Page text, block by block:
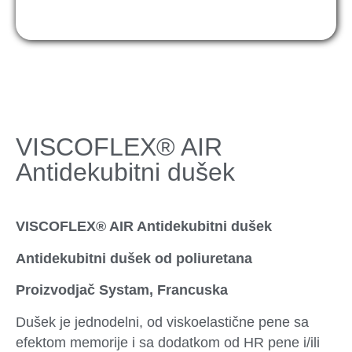
VISCOFLEX® AIR
Antidekubitni dušek
VISCOFLEX® AIR Antidekubitni dušek
Antidekubitni dušek od poliuretana
Proizvodjač Systam, Francuska
Dušek je jednodelni, od viskoelastične pene sa
efektom memorije i sa dodatkom od HR pene i/ili